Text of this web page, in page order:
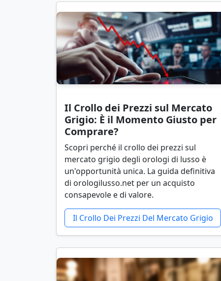
Il Crollo dei Prezzi sul Mercato
Grigio: È il Momento Giusto per
Comprare?
Scopri perché il crollo dei prezzi sul
mercato grigio degli orologi di lusso è
un'opportunità unica. La guida definitiva
di orologilusso.net per un acquisto
consapevole e di valore.
Il Crollo Dei Prezzi Del Mercato Grigio